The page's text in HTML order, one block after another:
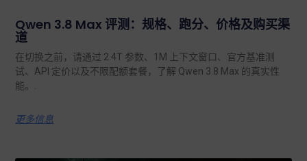
Qwen 3.8 Max 评测：规格、跑分、价格及购买渠
道
在切换之前，请通过 2.4T 参数、1M 上下文窗口、官方基准测
试、API 定价以及不限配额套餐，了解 Qwen 3.8 Max 的真实性
能。.
更多信息